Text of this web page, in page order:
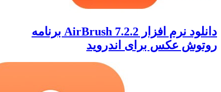
دانلود نرم افزار AirBrush 7.2.2 برنامه
عکس برای اندروید